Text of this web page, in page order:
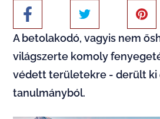
A betolakodó, vagyis nem
világszerte komoly
védett területekre - derült ki
tanulmányból.